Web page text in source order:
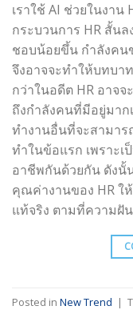
เราใช้ AI ช่วยในงา
กระบวนการ HR สั้น
ชอบน้อยขึ้น กำลังคน
จึงอาจจะทำให้บทบา
กว่าในอดีต HR อาจ
ถึงกำลังคนที่มีอยู่มาก
ทำงานอื่นที่จะสามาร
ทำในข้อแรก เพราะ
อาชีพกันด้วยกัน ดังนั้
คุณค่างานของ HR ใ
แท้จริง ตามที่ความฝั
Posted in New Trend |